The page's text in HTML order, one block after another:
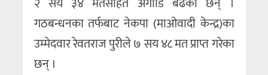
गठबन्धनका तर्फबाट नेकपा (माओवादी केन्द्र)का
उम्मेदवार रेवतराज पुरीले ७ सय ४८ मत प्राप्त गरेका
छन् ।